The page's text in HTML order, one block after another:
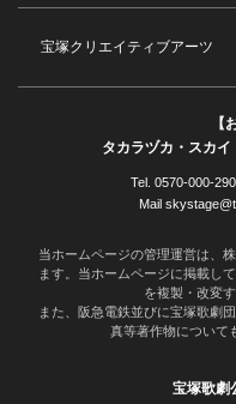
宝塚クリエイティブアーツ
【
タカラヅカ・スカ
Tel. 0570-000-
Mail
当ホームページの管理運営は、
ます。当ホームページに掲載し
を複製・改変
また、阪急電鉄並びに宝塚歌劇
真等著作物について
宝塚歌劇